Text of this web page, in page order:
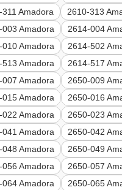
311 Amadora 2610-313
003 Amadora 2614-004
010 Amadora 2614-502
513 Amadora 2614-517
007 Amadora 2650-009
015 Amadora 2650-016
022 Amadora 2650-023
041 Amadora 2650-042
048 Amadora 2650-049
056 Amadora 2650-057
064 Amadora 2650-065